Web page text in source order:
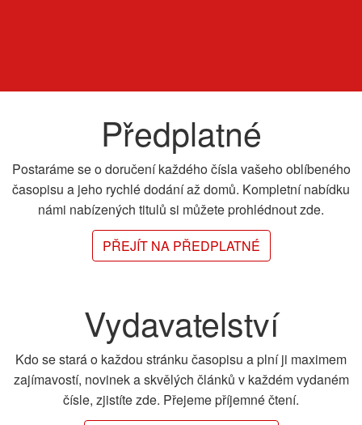
Předplatné
Postaráme se o doručení každého čísla vašeho oblíbeného
časopisu a jeho rychlé dodání až domů. Kompletní nabídku
námi nabízených titulů si můžete prohlédnout zde.
PŘEJÍT NA PŘEDPLATNÉ
Vydavatelství
Kdo se stará o každou stránku časopisu a plní ji maximem
zajímavostí, novinek a skvělých článků v každém vydaném
čísle, zjistíte zde. Přejeme příjemné čtení.